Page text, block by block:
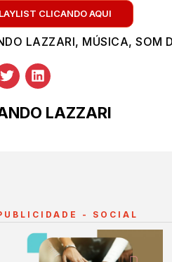
CLICANDO AQUI
LAZZARI, MÚSICA, SOM
LAZZARI
- SOCIAL